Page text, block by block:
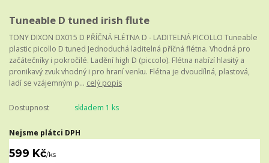
Tuneable D tuned irish flute
TONY DIXON DX015 D PŘÍČNÁ FLÉTNA D - LADITELNÁ PICOLLO Tuneable
plastic picollo D tuned Jednoduchá laditelná příčná flétna. Vhodná pro
začátečníky i pokročilé. Ladění high D (piccolo). Flétna nabízí hlasitý a
pronikavý zvuk vhodný i pro hraní venku. Flétna je dvoudílná, plastová,
ladí se vzájemným p... celý popis
Dostupnost skladem 1 ks
Nejsme plátci DPH
599 Kč/ks